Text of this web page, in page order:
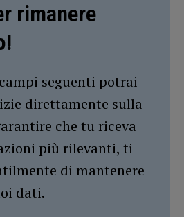
rimanere
seguenti potrai
direttamente sulla
che tu riceva
più rilevanti, ti
di mantenere
dati.